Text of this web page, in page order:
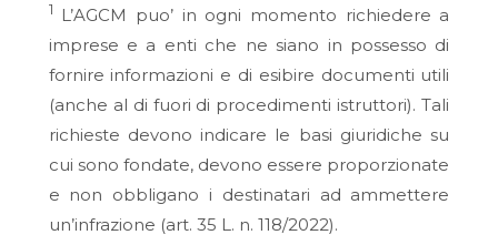
1
L’AGCM puo’ in ogni momento richiedere a
imprese e a enti che ne siano in possesso di
fornire informazioni e di esibire documenti utili
(anche al di fuori di procedimenti istruttori). Tali
richieste devono indicare le basi giuridiche su
cui sono fondate, devono essere proporzionate
e non obbligano i destinatari ad ammettere
un’infrazione (art. 35 L. n. 118/2022).